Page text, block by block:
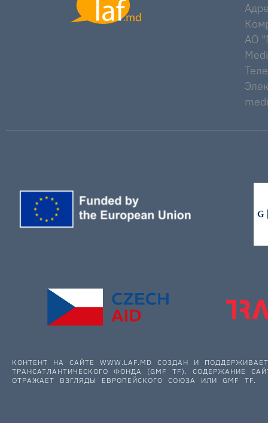
AO
КОНТЕНТ НА САЙТЕ WWW.LAF.MD СОЗДАН И
ТРАНСАТЛАНТИЧЕСКОГО ФОНДА (GMF TF). СОДЕРЖАНИЕ
ОТРАЖАЕТ ВЗГЛЯДЫ ЕВРОПЕЙСКОГО СОЮЗА ИЛИ GMF TF.